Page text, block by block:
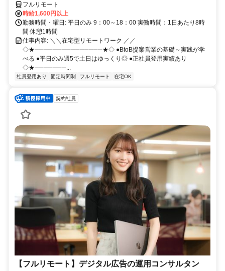
フルリモート
時給1,600円以上
勤務時間・曜日: 平日のみ 9：00～18：00 実働時間：1日あたり8時
間 休憩1時間
仕事内容: ＼＼在宅型リモートワーク ／／
◇★───────────────★◇ ●BtoB提案営業の基礎～実践が学
べる ●平日のみ週5で土日はゆっくり◎ ●正社員登用実績あり
◇★───────...
社員登用あり 固定時間制 フルリモート 在宅OK
契約社員
【フルリモート】デジタル広告の運用コンサルタン